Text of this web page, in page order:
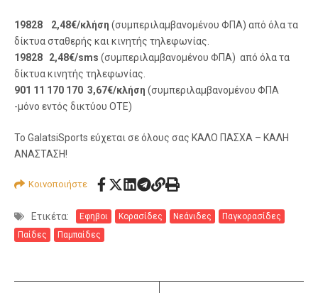
19828 2,48€/κλήση (συμπεριλαμβανομένου ΦΠΑ) από όλα τα
δίκτυα σταθερής και κινητής τηλεφωνίας.
19828 2,48€/sms (συμπεριλαμβανομένου ΦΠΑ) από όλα τα
δίκτυα κινητής τηλεφωνίας.
901 11 170 170 3,67€/κλήση (συμπεριλαμβανομένου ΦΠΑ
-μόνο εντός δικτύου ΟΤΕ)
To GalatsiSports εύχεται σε όλους σας ΚΑΛΟ ΠΑΣΧΑ – ΚΑΛΗ
ΑΝΑΣΤΑΣΗ!
Κοινοποιήστε
Ετικέτα: Εφηβοι Κορασίδες Νεάνιδες
Παγκορασίδες
Παίδες
Παμπαίδες